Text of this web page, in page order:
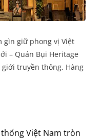
gìn giữ phong vị Việt
– Quán Bụi Heritage
truyền thông. Hàng
Việt Nam tròn